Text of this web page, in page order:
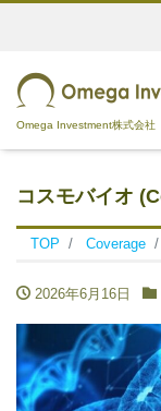
Omega Investment株式会社
コスモバイオ
TOP Coverage
2026年6月16日